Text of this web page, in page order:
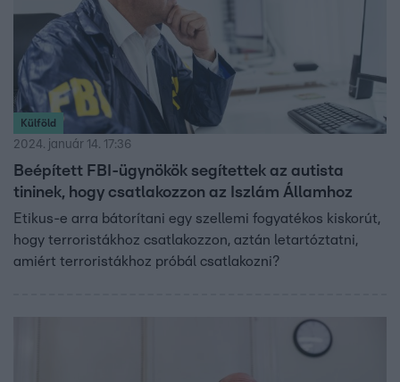
Külföld
2024. január 14. 17:36
Beépített FBI-ügynökök segítettek az autista
tininek, hogy csatlakozzon az Iszlám Államhoz
Etikus-e arra bátorítani egy szellemi fogyatékos kiskorút,
hogy terroristákhoz csatlakozzon, aztán letartóztatni,
amiért terroristákhoz próbál csatlakozni?